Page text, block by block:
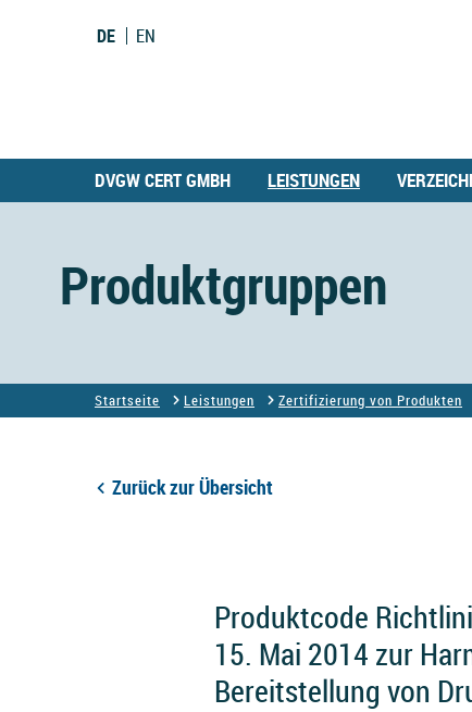
DE EN
DVGW CERT GMBH LEISTUNGEN
Produktgruppen
Startseite Leistungen Zertifizierung von Produkten
Zurück zur Übersicht
Produktcode
15. Mai 2014 zur
Bereitstellung von